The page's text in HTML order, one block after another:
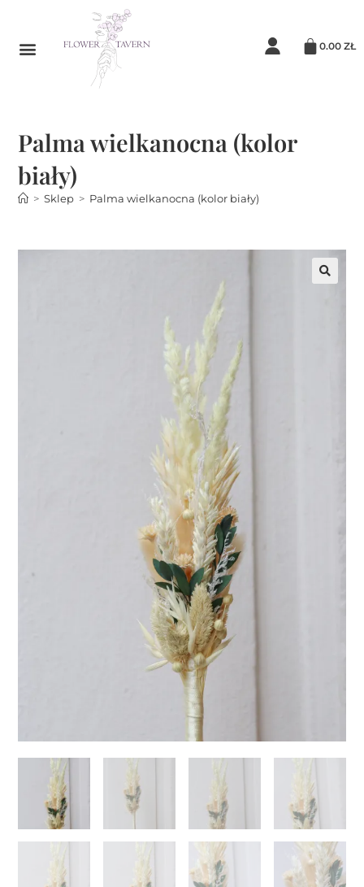
0.00 ZŁ
Palma wielkanocna (kolor
biały)
> Sklep > Palma wielkanocna (kolor biały)